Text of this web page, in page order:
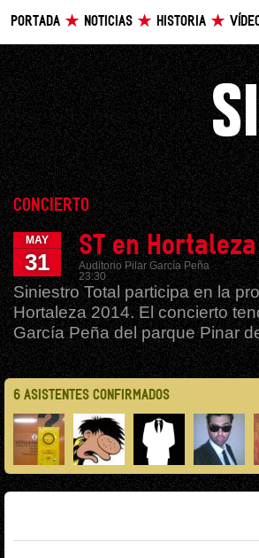
PORTADA NOTICIAS HISTORIA
CONCIERTO
MAY
31
ST en
Auditorio Pilar García Peña
23:30
Siniestro Total participa en la
Hortaleza 2014. El concierto
García Peña del parque Pinar
6 ASISTENTES CONFIRMADOS